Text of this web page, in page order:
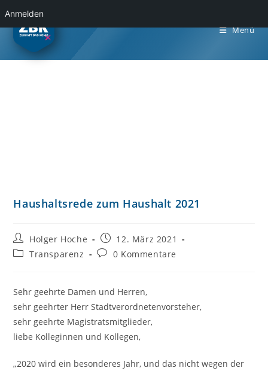
Anmelden
Menü
Haushaltsrede zum Haushalt 2021
Holger Hoche
12. März 2021
Transparenz
0 Kommentare
Sehr geehrte Damen und Herren,
sehr geehrter Herr Stadtverordnetenvorsteher,
sehr geehrte Magistratsmitglieder,
liebe Kolleginnen und Kollegen,
„2020 wird ein besonderes Jahr, und das nicht wegen der